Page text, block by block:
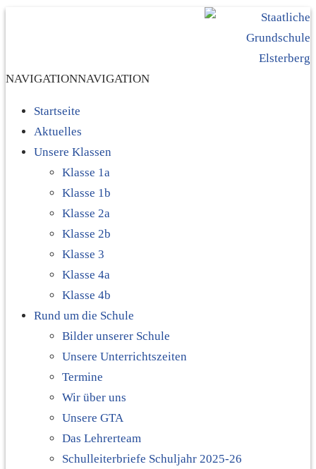
NAVIGATIONNAVIGATION
Startseite
Aktuelles
Unsere Klassen
Klasse 1a
Klasse 1b
Klasse 2a
Klasse 2b
Klasse 3
Klasse 4a
Klasse 4b
Rund um die Schule
Bilder unserer Schule
Unsere Unterrichtszeiten
Termine
Wir über uns
Unsere GTA
Das Lehrerteam
Schulleiterbriefe Schuljahr 2025-26